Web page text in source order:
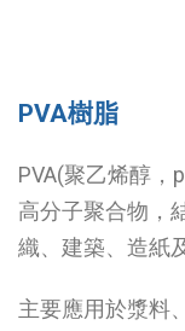
PVA樹脂
PVA(聚乙烯醇，
高分子聚合物，
織、建築、造紙
主要應用於漿料